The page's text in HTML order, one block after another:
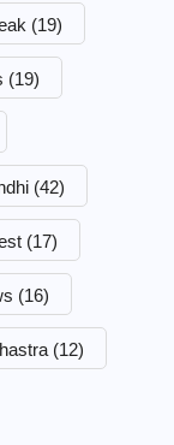
(19)
(19)
(42)
(17)
(16)
(12)